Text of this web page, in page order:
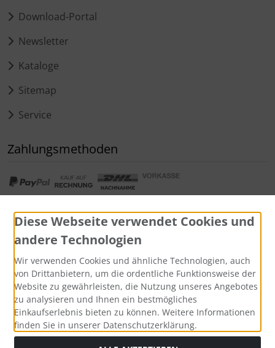
Download-Portal
Newsletter
Kataloge
Sitemap
Service
Zahlungsmethoden
Widerrufsformular
Diese Webseite verwendet Cookies und
andere Technologien
Wir verwenden Cookies und ähnliche Technologien, auch
von Drittanbietern, um die ordentliche Funktionsweise der
Website zu gewährleisten, die Nutzung unseres Angebotes
zu analysieren und Ihnen ein bestmögliches
Einkaufserlebnis bieten zu können. Weitere Informationen
finden Sie in unserer Datenschutzerklärung.